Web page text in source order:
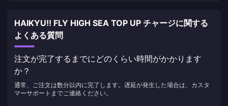
HAIKYU!! FLY HIGH SEA TOP UP チャージに関する
よくある質問
注文が完了するまでにどのくらい時間がかかります
か？
通常、ご注文は数分以内に完了します。遅延が発生した場合は、カスタ
マーサポートまでご連絡ください。